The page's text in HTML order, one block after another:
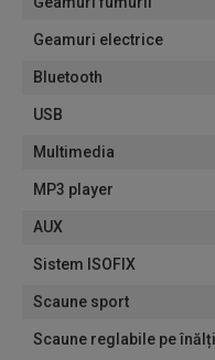
Geamuri electrice
Bluetooth
USB
Multimedia
MP3 player
AUX
Sistem ISOFIX
Scaune sport
Scaune reglabile pe